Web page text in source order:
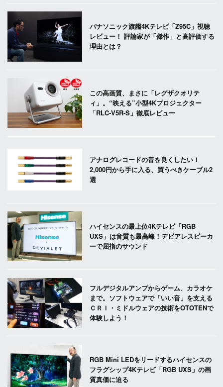
パナソニック旗艦4Kテレビ「Z95C」視聴
レビュー！ 評論家が「傑作」と高評価する
理由とは？
この高画質、まさに「レグザクオリテ
ィ」。“映える”小型4Kプロジェクター
「RLC-V5R-S」徹底レビュー
アナログレコードの音を良くしたい！
2,000円から手に入る、買うべきケーブル2
選
ハイセンスの最上位4Kテレビ「RGB
UXS」は音質も最高峰！デビアレスピーカ
ーで屈指のサウンド
フルデジタルアンプからゲーム、カラオケ
まで。ソフトウェアで「いい音」を支える
ＣＲＩ・ミドルウェアの技術をOTOTENで
体験しよう！
RGB Mini LEDをリードするハイセンスの
フラグシップ4Kテレビ「RGB UXS」の画
質真価に迫る